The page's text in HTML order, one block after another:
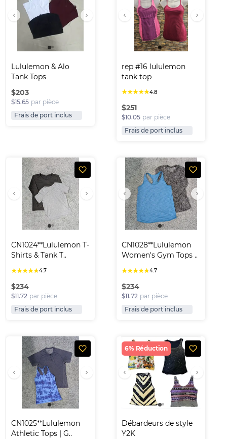
Lululemon & Alo
Tank Tops
$203
$15.65 par pièce
Frais de port inclus
rep #16 lululemon
tank top
★★★★★4.8
$251
$10.05 par pièce
Frais de port inclus
CN1024**Lululemon T-
Shirts & Tank T..
★★★★★4.7
$234
$11.72 par pièce
Frais de port inclus
CN1028**Lululemon
Women's Gym Tops ..
★★★★★4.7
$234
$11.72 par pièce
Frais de port inclus
CN1025**Lululemon
Athletic Tops | G..
6% Réduction
Débardeurs de style
Y2K